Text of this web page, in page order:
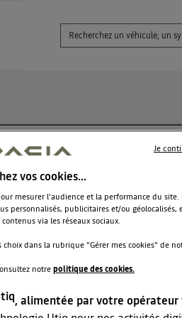
Duster
2016, et j'aimerai savoir comment
vos cookies…
mesurer l'audience et la performance du site.
personnalisés, publicitaires et/ou géolocalisés,
via les réseaux sociaux.
dans la rubrique "Gérer mes cookies" de
notrepolitique des cookies.
, alimentée par votre opérateur
Je